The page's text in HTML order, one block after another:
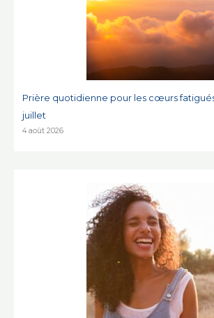
Prière quotidienne pour les cœurs
juillet
4 août 2026